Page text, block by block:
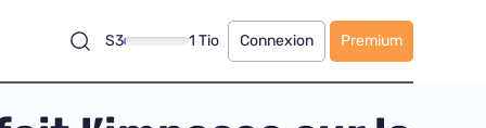
S3 1 Tio Connexion Premium